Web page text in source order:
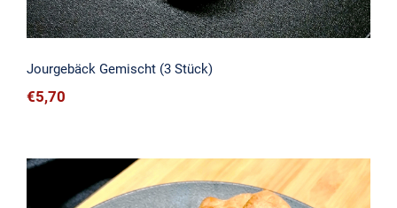
Jourgebäck Gemischt (3 Stück)
€5,70